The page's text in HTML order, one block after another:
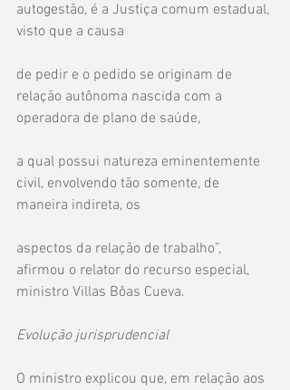
autogestão, é a Justiça comum estadual,
visto que a causa
de pedir e o pedido se originam de
relação autônoma nascida com a
operadora de plano de saúde,
a qual possui natureza eminentemente
civil, envolvendo tão somente, de
maneira indireta, os
aspectos da relação de trabalho”,
afirmou o relator do recurso especial,
ministro Villas Bôas Cueva.
Evolução jurisprudencial
O ministro explicou que, em relação aos